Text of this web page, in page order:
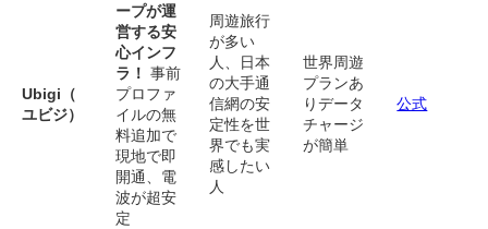
Ubigi（
ユビジ）
ープが運
営する安
心インフ
ラ！ 事前
プロファ
イルの無
料追加で
現地で即
開通、電
波が超安
定
周遊旅行
が多い
人、日本
の大手通
信網の安
定性を世
界でも実
感したい
人
世界周遊
プランあ
りデータ
チャージ
が簡単
公式